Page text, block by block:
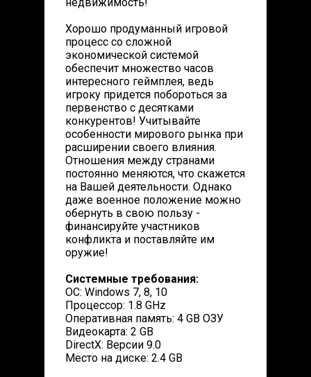
Хорошо продуманный игровой
процесс со сложной
экономической системой
обеспечит множество часов
интересного геймплея, ведь
игроку придется побороться за
первенство с десятками
конкурентов! Учитывайте
особенности мирового рынка при
расширении своего влияния.
Отношения между странами
постоянно меняются, что скажется
на Вашей деятельности. Однако
даже военное положение можно
обернуть в свою пользу -
финансируйте участников
конфликта и поставляйте им
оружие!
Системные требования:
ОС: Windows 7, 8, 10
Процессор: 1.8 GHz
Оперативная память: 4 GB ОЗУ
Видеокарта: 2 GB
DirectX: Версии 9.0
Место на диске: 2.4 GB